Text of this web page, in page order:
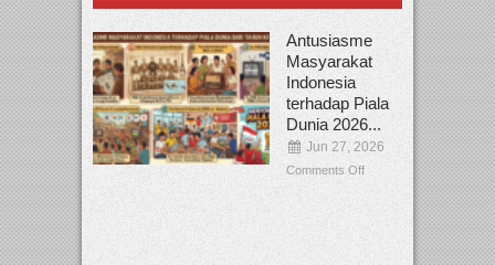
Antusiasme
Masyarakat
Indonesia
terhadap Piala
Dunia 2026...
Jun 27, 2026
Comments Off